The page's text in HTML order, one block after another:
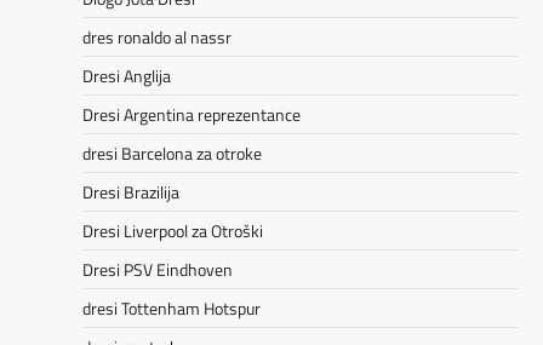
dres ronaldo al nassr
Dresi Anglija
Dresi Argentina reprezentance
dresi Barcelona za otroke
Dresi Brazilija
Dresi Liverpool za Otroški
Dresi PSV Eindhoven
dresi Tottenham Hotspur